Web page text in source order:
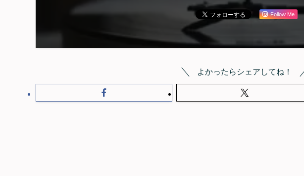
Follow Me
よかったらシェアしてね！